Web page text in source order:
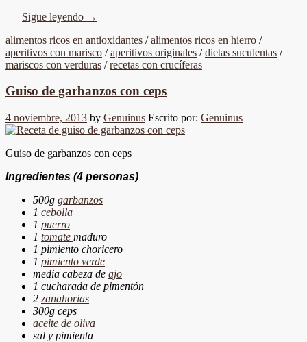
Sigue leyendo →
alimentos ricos en antioxidantes /alimentos ricos en hierro /
aperitivos con marisco /aperitivos originales /dietas suculentas /
mariscos con verduras /recetas con crucíferas
Guiso de garbanzos con ceps
4 noviembre, 2013 by Genuinus Escrito por: Genuinus
Guiso de garbanzos con ceps
Ingredientes (4 personas)
500g garbanzos
1 cebolla
1 puerro
1 tomate maduro
1 pimiento choricero
1 pimiento verde
media cabeza de ajo
1 cucharada de pimentón
2 zanahorias
300g ceps
aceite de oliva
sal y pimienta